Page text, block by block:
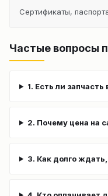
Сертификаты,
Частые вопросы
1. Есть ли запчасть
2. Почему цена на
3. Как долго